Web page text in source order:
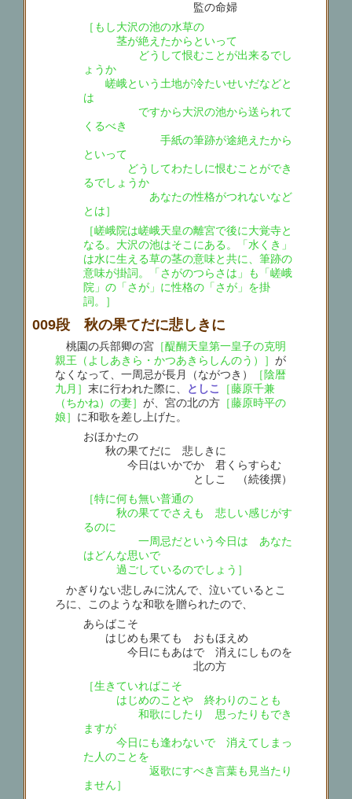
監の命婦
［もし大沢の池の水草の
茎が絶えたからといって
どうして恨むことが出来るでし
ょうか
嵯峨という土地が冷たいせいだなどと
は
ですから大沢の池から送られて
くるべき
手紙の筆跡が途絶えたから
といって
どうしてわたしに恨むことができ
るでしょうか
あなたの性格がつれないなど
とは］
［嵯峨院は嵯峨天皇の離宮で後に大覚寺と
なる。大沢の池はそこにある。「水くき」
は水に生える草の茎の意味と共に、筆跡の
意味が掛詞。「さがのつらさは」も「嵯峨
院」の「さが」に性格の「さが」を掛
詞。］
009段 秋の果てだに悲しきに
桃園の兵部卿の宮 ［醍醐天皇第一皇子の克明
親王（よしあきら・かつあきらしんのう）］が
なくなって、一周忌が長月（ながつき）
［陰暦
九月］末に行われた際に、 としこ
［藤原千兼
（ちかね）の妻］が、宮の北の方 ［藤原時平の
娘］ に和歌を差し上げた。
おほかたの
秋の果てだに 悲しきに
今日はいかでか 君くらすらむ
としこ （続後撰）
［特に何も無い普通の
秋の果てでさえも 悲しい感じがす
るのに
一周忌だという今日は あなた
はどんな思いで
過ごしているのでしょう］
かぎりない悲しみに沈んで、泣いているとこ
ろに、このような和歌を贈られたので、
あらばこそ
はじめも果ても おもほえめ
今日にもあはで 消えにしものを
北の方
［生きていればこそ
はじめのことや 終わりのことも
和歌にしたり 思ったりもでき
ますが
今日にも逢わないで 消えてしまっ
た人のことを
返歌にすべき言葉も見当たり
ません］